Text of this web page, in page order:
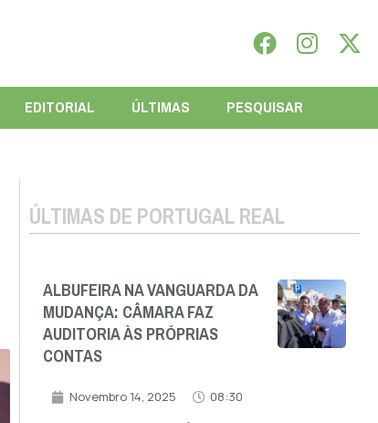
EDITORIAL ÚLTIMAS PESQUISAR
ÚLTIMAS DE PORTUGAL REAL
ALBUFEIRA NA VANGUARDA DA
MUDANÇA: CÂMARA FAZ
AUDITORIA ÀS PRÓPRIAS
CONTAS
Novembro 14, 2025 08:30